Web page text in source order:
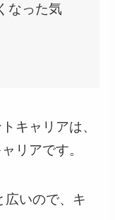
なった気
キャリアは、
リアです。
いので、キ